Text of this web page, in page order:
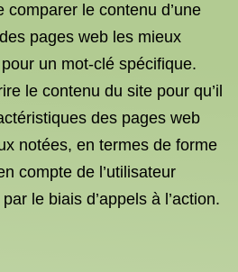
comparer le contenu d’une
pages web les mieux
un mot-clé spécifique.
le contenu du site pour qu’il
des pages web
notées, en termes de forme
compte de l’utilisateur
le biais d’appels à l’action.